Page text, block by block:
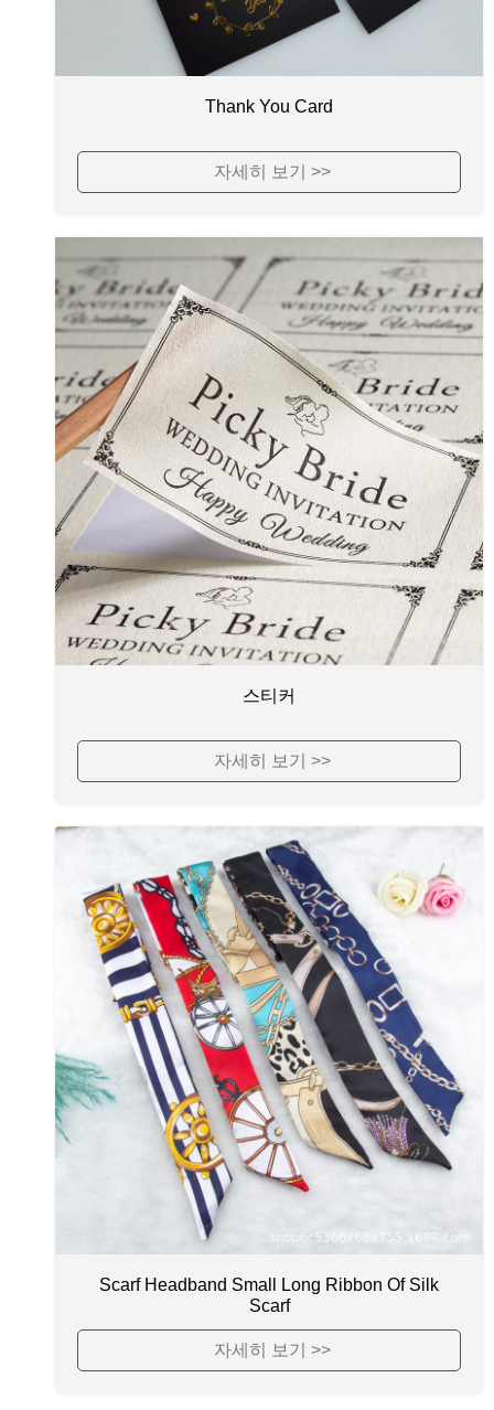
Thank You Card
자세히 보기 >>
스티커
자세히 보기 >>
Scarf Headband Small Long Ribbon Of Silk
Scarf
자세히 보기 >>